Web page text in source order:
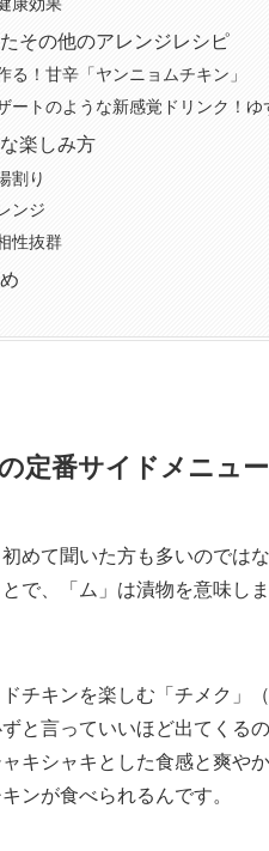
その他のアレンジレシピ
る！甘辛「ヤンニョムチキン」
ートのような新感覚ドリンク！
楽しみ方
割り
ンジ
性抜群
定番サイドメニュー
初めて聞いた方も多いので
で、「ム」は漬物を意味し
チキンを楽しむ「チメク」
と言っていいほど出てくる
キシャキとした食感と爽や
ンが食べられるんです。